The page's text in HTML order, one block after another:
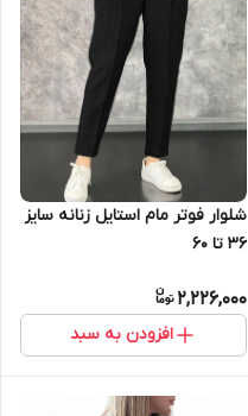
شلوار فوتر مام استایل زنانه سایز
۳۶ تا ۶۰
2,226,000
افزودن به سبد